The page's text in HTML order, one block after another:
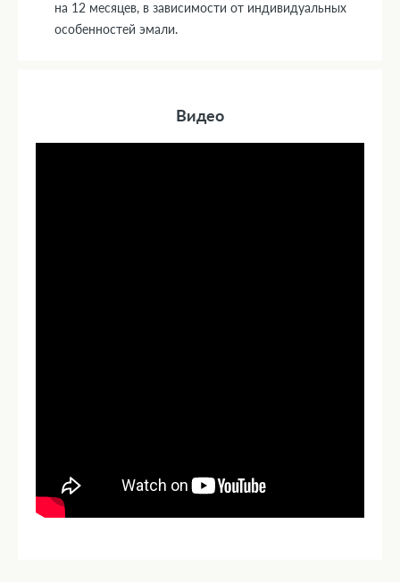
на 12 месяцев, в зависимости от индивидуальных
особенностей эмали.
Видео